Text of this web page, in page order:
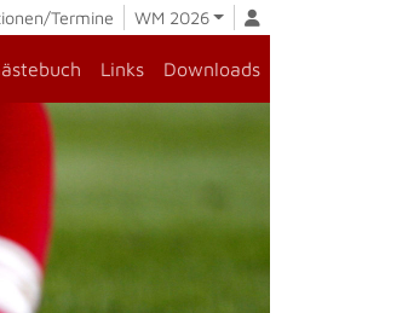
Termine WM 2026
Links Downloads